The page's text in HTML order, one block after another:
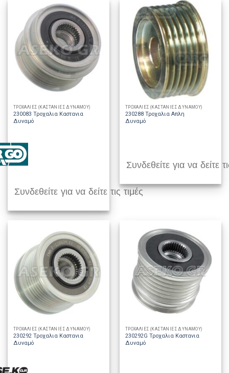
ΤΡΟΧΑΛΙΕΣ (ΚΑΣΤΑΝΙΕΣ ΔΥΝΑΜΟΥ)
230083 Τροχαλια Καστανια
Δυναμό
Συνδεθείτε για να δείτε τις τιμές
ΤΡΟΧΑΛΙΕΣ (ΚΑΣΤΑΝΙΕΣ ΔΥΝΑΜΟΥ)
230288 Τροχαλια Απλη
Δυναμό
Συνδεθείτε για να δείτε
ΤΡΟΧΑΛΙΕΣ (ΚΑΣΤΑΝΙΕΣ ΔΥΝΑΜΟΥ)
230292 Τροχαλια Καστανια
Δυναμό
ΤΡΟΧΑΛΙΕΣ (ΚΑΣΤΑΝΙΕΣ ΔΥΝΑΜΟΥ)
230292G Τροχαλια Καστανια
Δυναμό